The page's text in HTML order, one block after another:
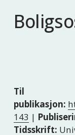
Til
publikasjon:
143 |
Tidsskrift: